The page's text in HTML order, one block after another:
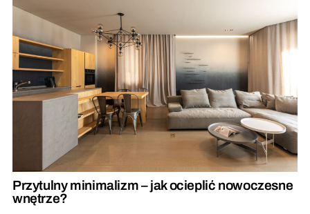
Przytulny minimalizm – jak ocieplić nowoczesne
wnętrze?